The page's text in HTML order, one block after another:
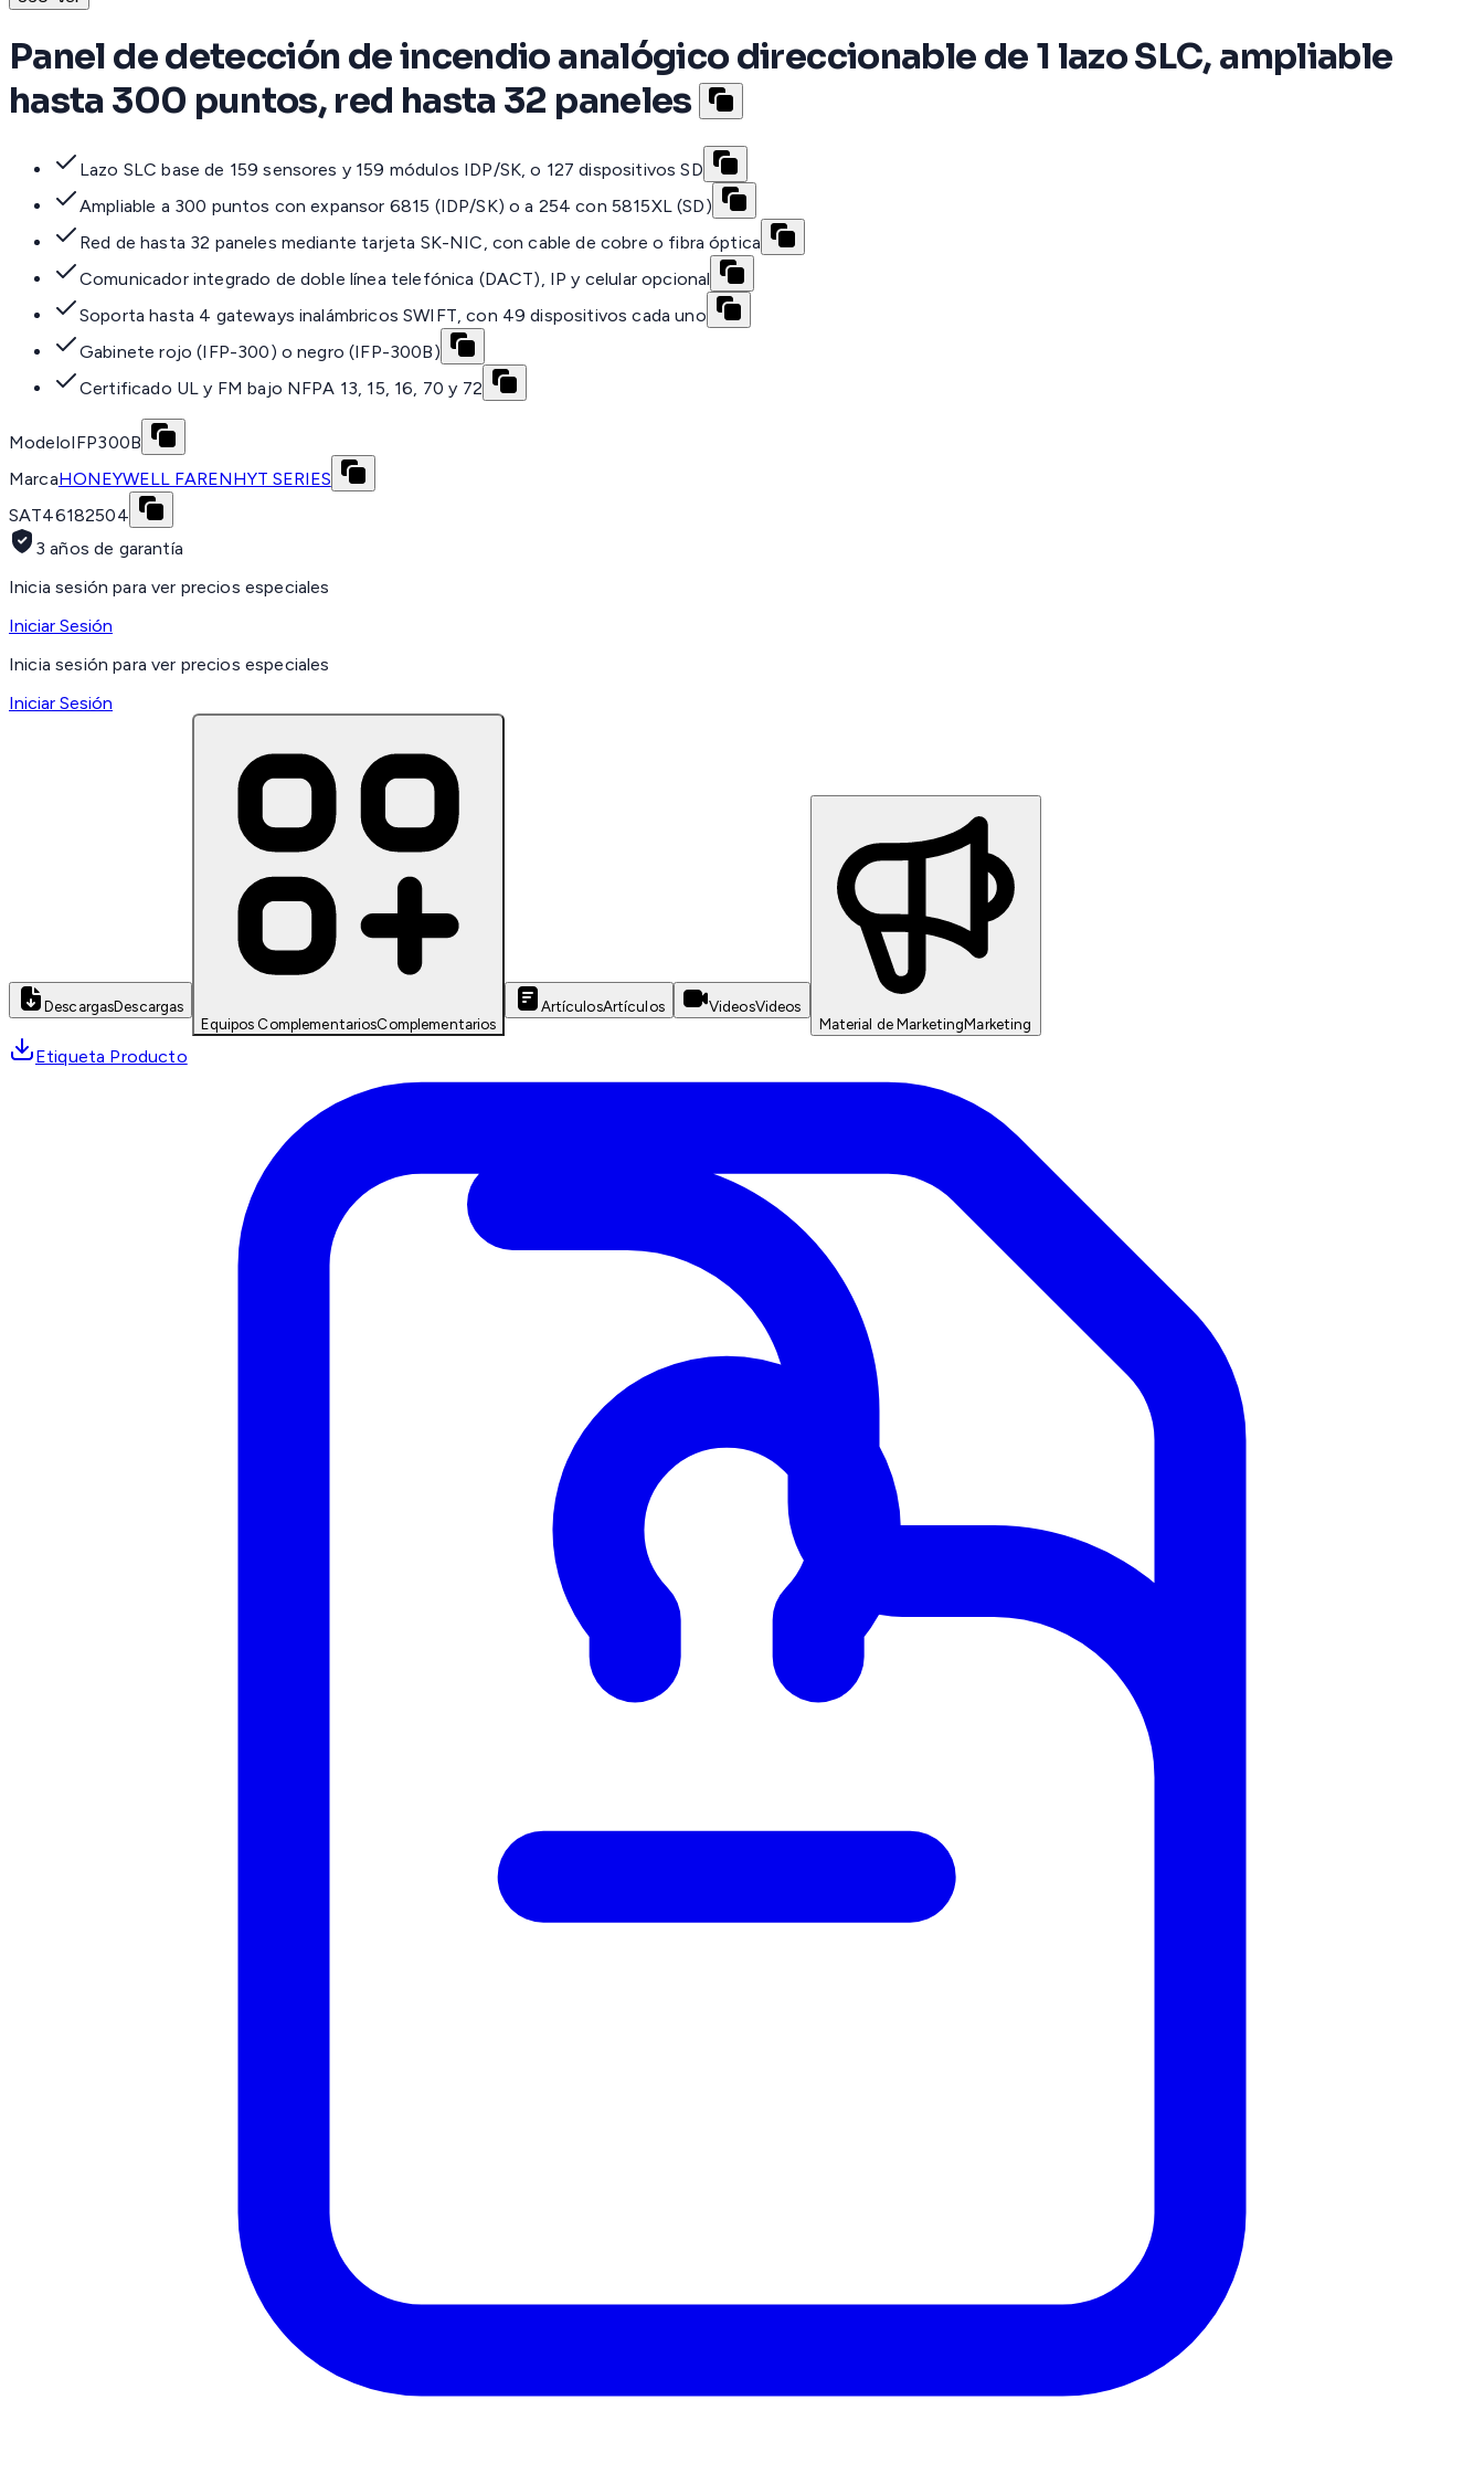
Panel de detección de incendio analógico direccionable de 1 lazo SLC, ampliable
hasta 300 puntos, red hasta 32 paneles
Lazo SLC base de 159 sensores y 159 módulos IDP/SK, o 127 dispositivos SD
Ampliable a 300 puntos con expansor 6815 (IDP/SK) o a 254 con 5815XL (SD)
Red de hasta 32 paneles mediante tarjeta SK-NIC, con cable de cobre o fibra óptica
Comunicador integrado de doble línea telefónica (DACT), IP y celular opcional
Soporta hasta 4 gateways inalámbricos SWIFT, con 49 dispositivos cada uno
Gabinete rojo (IFP-300) o negro (IFP-300B)
Certificado UL y FM bajo NFPA 13, 15, 16, 70 y 72
ModeloIFP300B
MarcaHONEYWELL FARENHYT SERIES
SAT46182504
3 años de garantía
Inicia sesión para ver precios especiales
Iniciar Sesión
Inicia sesión para ver precios especiales
Iniciar Sesión
DescargasDescargas
Equipos ComplementariosComplementarios
ArtículosArtículos VideosVideos
Material de MarketingMarketing
Etiqueta Producto